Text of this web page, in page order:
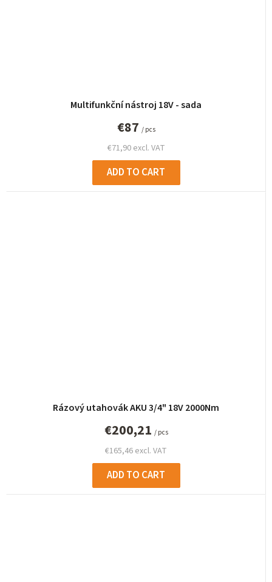
Multifunkční nástroj 18V - sada
€71,90 excl. VAT
€87 / pcs
ADD TO CART
Rázový utahovák AKU 3/4" 18V 2000Nm
€165,46 excl. VAT
€200,21 / pcs
ADD TO CART